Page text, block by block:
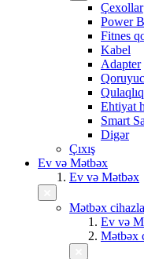
Çexollar
Power
Fitnes
Kabel
Adapter
Qulaqlıq
Ehtiyat
Smart
Digər
Çıxış
Ev və Mətbəx
Ev və Mətbəx
Mətbəx
Ev və
Mətbəx